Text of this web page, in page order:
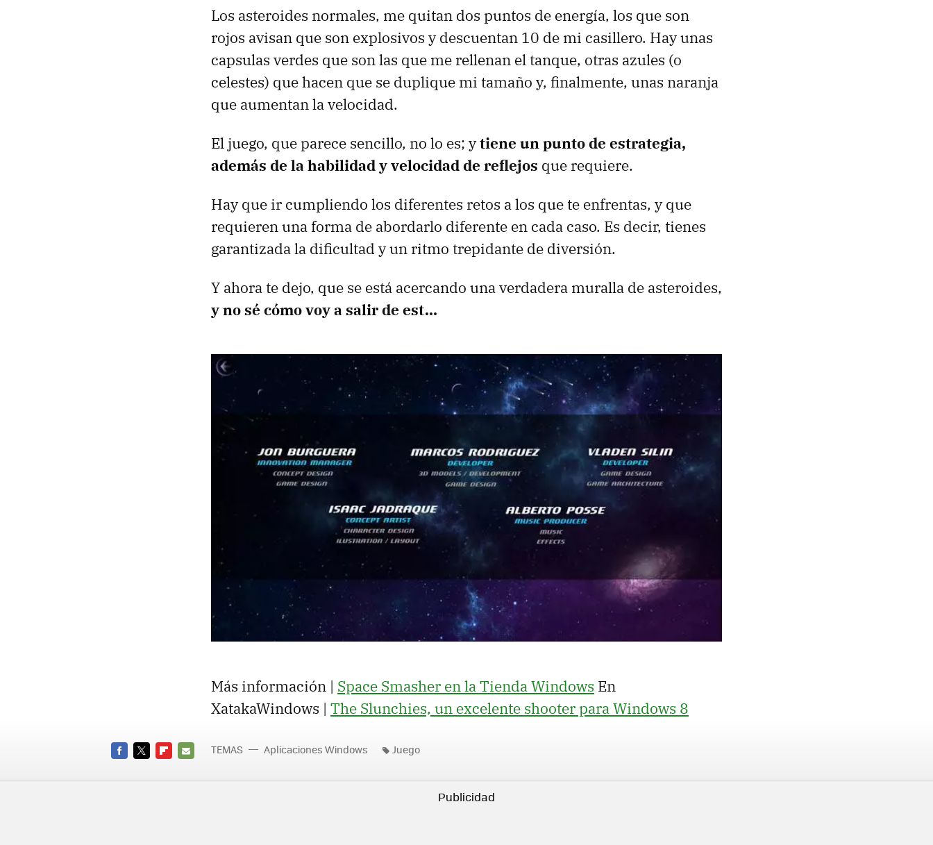
Los asteroides normales, me quitan dos puntos de energía, los que son
rojos avisan que son explosivos y descuentan 10 de mi casillero. Hay unas
capsulas verdes que son las que me rellenan el tanque, otras azules (o
celestes) que hacen que se duplique mi tamaño y, finalmente, unas naranja
que aumentan la velocidad.
El juego, que parece sencillo, no lo es; ytiene un punto de estrategia,
además de la habilidad y velocidad de reflejos que requiere.
Hay que ir cumpliendo los diferentes retos a los que te enfrentas, y que
requieren una forma de abordarlo diferente en cada caso. Es decir, tienes
garantizada la dificultad y un ritmo trepidante de diversión.
Y ahora te dejo, que se está acercando una verdadera muralla de asteroides,
y no sé cómo voy a salir de est…
Más información | Space Smasher en la Tienda Windows En
XatakaWindows | The Slunchies, un excelente shooter para Windows 8
MAIL
TEMAS Aplicaciones Windows Juego